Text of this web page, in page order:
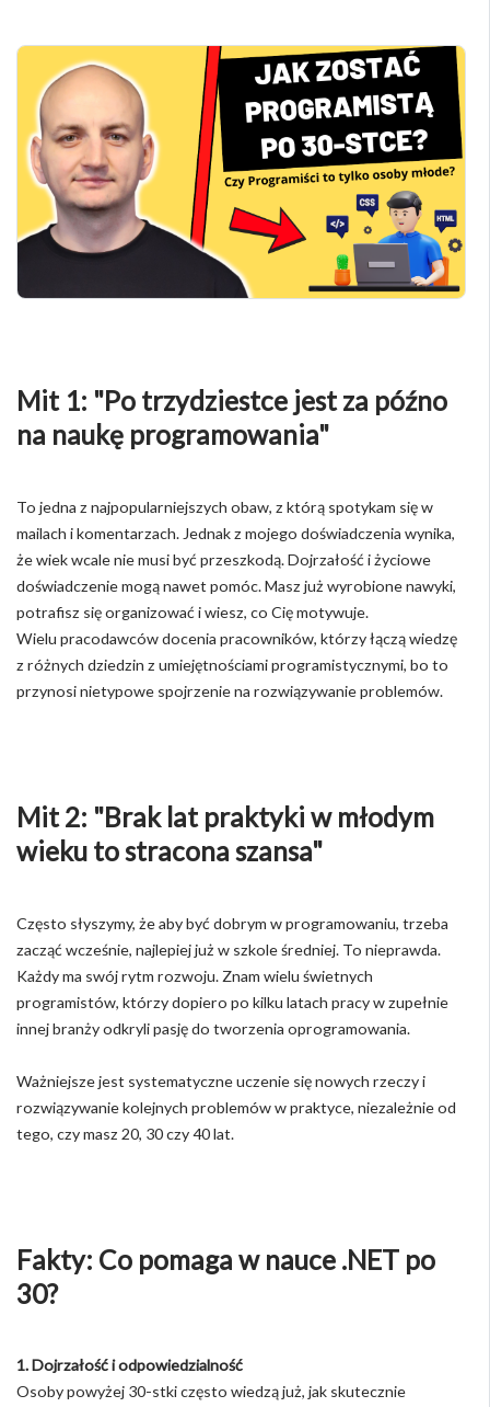
Mit 1: "Po trzydziestce jest za późno
na naukę programowania"
To jedna z najpopularniejszych obaw, z którą spotykam się w
mailach i komentarzach. Jednak z mojego doświadczenia wynika,
że wiek wcale nie musi być przeszkodą. Dojrzałość i życiowe
doświadczenie mogą nawet pomóc. Masz już wyrobione nawyki,
potrafisz się organizować i wiesz, co Cię motywuje.
Wielu pracodawców docenia pracowników, którzy łączą wiedzę
z różnych dziedzin z umiejętnościami programistycznymi, bo to
przynosi nietypowe spojrzenie na rozwiązywanie problemów.
Mit 2: "Brak lat praktyki w młodym
wieku to stracona szansa"
Często słyszymy, że aby być dobrym w programowaniu, trzeba
zacząć wcześnie, najlepiej już w szkole średniej. To nieprawda.
Każdy ma swój rytm rozwoju. Znam wielu świetnych
programistów, którzy dopiero po kilku latach pracy w zupełnie
innej branży odkryli pasję do tworzenia oprogramowania.
Ważniejsze jest systematyczne uczenie się nowych rzeczy i
rozwiązywanie kolejnych problemów w praktyce, niezależnie od
tego, czy masz 20, 30 czy 40 lat.
Fakty: Co pomaga w nauce .NET po
30?
1. Dojrzałość i odpowiedzialność
Osoby powyżej 30-stki często wiedzą już, jak skutecznie